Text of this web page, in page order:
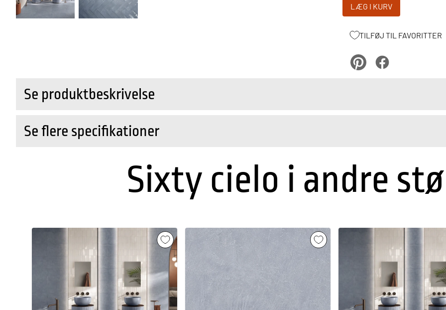
LÆG I KURV
TILFØJ TIL FAVORITTER
pinterestFacebook
Se produktbeskrivelse
Se flere specifikationer
Sixty cielo i andre